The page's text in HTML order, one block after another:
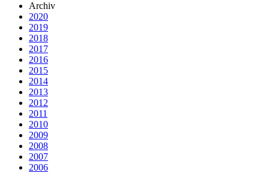
Archiv
2020
2019
2018
2017
2016
2015
2014
2013
2012
2011
2010
2009
2008
2007
2006